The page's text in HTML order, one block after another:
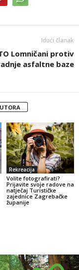
Idući članak
Lomničani protiv
asfaltne baze
Rekreacija
Volite fotografirati?
Prijavite svoje radove na
natječaj Turističke
zajednice Zagrebačke
županije